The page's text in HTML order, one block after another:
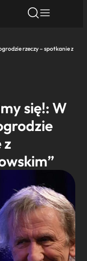
Znajdź
rzeczy – spotkanie z
się!: W
z